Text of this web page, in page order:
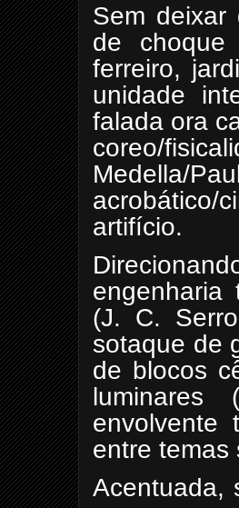
Sem deixar
de
ferreiro,
unidade
falada ora
coreo/
Medella/
acrobático/
artifício.
engenharia
(J. C.
sotaque de
de blocos
luminares
envolvente
entre temas
Acentuada,